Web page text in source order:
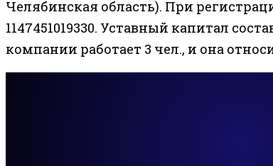
Челябинская область). При
1147451019330. Уставный капитал
компании работает 3 чел., и она